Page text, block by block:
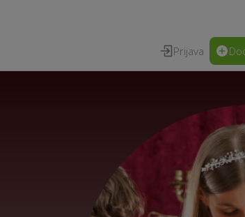
Prijava